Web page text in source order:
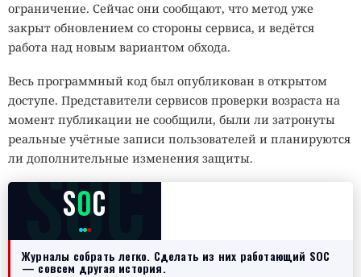
ограничение. Сейчас они сообщают, что метод уже
закрыт обновлением со стороны сервиса, и ведётся
работа над новым вариантом обхода.
Весь программный код был опубликован в открытом
доступе. Представители сервисов проверки возраста на
момент публикации не сообщили, были ли затронуты
реальные учётные записи пользователей и планируются
ли дополнительные изменения защиты.
SOC
SOC
Журналы собрать легко. Сделать из них работающий SOC
— совсем другая история.